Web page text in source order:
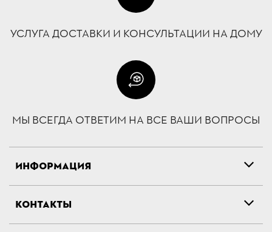
УСЛУГА ДОСТАВКИ И КОНСУЛЬТАЦИИ НА ДОМУ
МЫ ВСЕГДА ОТВЕТИМ НА ВСЕ ВАШИ ВОПРОСЫ
ИНФОРМАЦИЯ
КОНТАКТЫ